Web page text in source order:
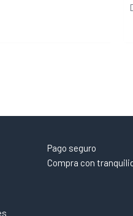
Pago seguro
Compra con